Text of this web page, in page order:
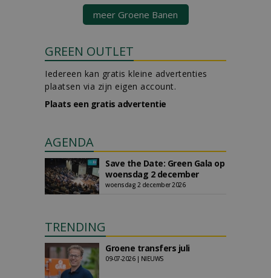
meer Groene Banen
GREEN OUTLET
Iedereen kan gratis kleine advertenties
plaatsen via zijn eigen account.
Plaats een gratis advertentie
AGENDA
Save the Date: Green Gala op
woensdag 2 december
woensdag 2 december 2026
TRENDING
Groene transfers juli
09-07-2026 | NIEUWS